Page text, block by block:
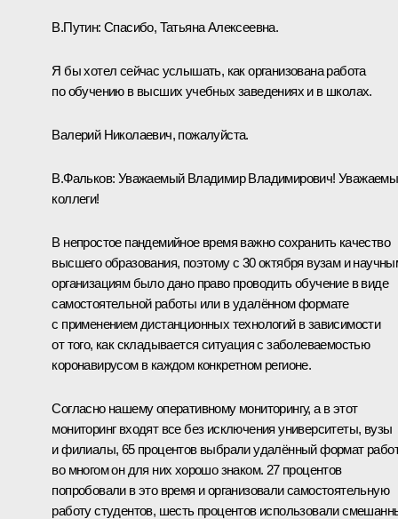
В.Путин: Спасибо, Татьяна Алексеевна.
Я бы хотел сейчас услышать, как организована работа
по обучению в высших учебных заведениях и в школах.
Валерий Николаевич, пожалуйста.
В.Фальков: Уважаемый Владимир Владимирович!
коллеги!
В непростое пандемийное время важно сохранить качество
высшего образования, поэтому с 30 октября вузам и
организациям было дано право проводить обучение в виде
самостоятельной работы или в удалённом формате
с применением дистанционных технологий в зависимости
от того, как складывается ситуация с заболеваемостью
коронавирусом в каждом конкретном регионе.
Согласно нашему оперативному мониторингу, а в этот
мониторинг входят все без исключения университеты, вузы
и филиалы, 65 процентов выбрали удалённый формат
во многом он для них хорошо знаком. 27 процентов
попробовали в это время и организовали самостоятельную
работу студентов, шесть процентов использовали